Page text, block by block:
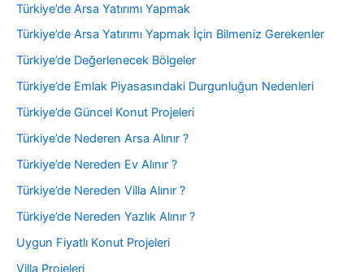
Türkiye’de Arsa Yatırımı Yapmak
Türkiye’de Arsa Yatırımı Yapmak İçin Bilmeniz Gerekenler
Türkiye’de Değerlenecek Bölgeler
Türkiye’de Emlak Piyasasındaki Durgunluğun Nedenleri
Türkiye’de Güncel Konut Projeleri
Türkiye’de Nederen Arsa Alınır ?
Türkiye’de Nereden Ev Alınır ?
Türkiye’de Nereden Villa Alınır ?
Türkiye’de Nereden Yazlık Alınır ?
Uygun Fiyatlı Konut Projeleri
Villa Projeleri